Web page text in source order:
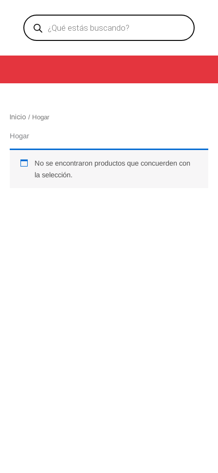
contenido
Products
search
Inicio / Hogar
Hogar
No se encontraron productos que concuerden con
la selección.